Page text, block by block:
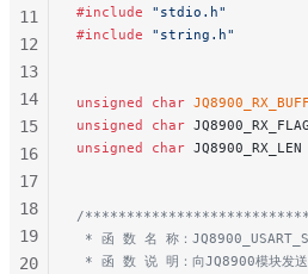
#include "stdio.h"
#include "string.h"
unsigned char JQ8900_RX_BUFF
unsigned
char
unsigned
char JQ8900_RX_LEN
/
* 函 数 名 称：
* 函 数 说 明：向JQ8900模块发送
11
12
13
14
15
16
17
18
19
20